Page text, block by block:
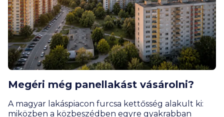
Megéri még panellakást vásárolni?
A magyar lakáspiacon furcsa kettősség alakult ki:
miközben a közbeszédben egyre gyakrabban